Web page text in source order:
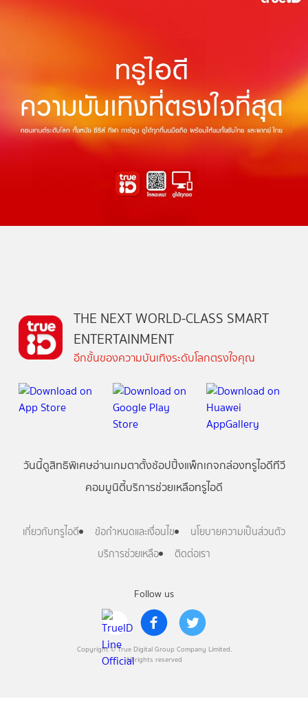
Follow us
Copyright © True Digital Group Company Limited.
All rights reserved
THE NEXT WORLD-CLASS SMART
ENTERTAINMENT
อีกขั้นของความบันเทิงระดับโลกตรงใจคุณ
วันนี้ดูสิทธิพิเศษอ่านเกมตาตั้งช้อปปิ้งแพ็กเกจกล่องทรูไอดีทีวี
คอมมูนิตี้บริการช่วยเหลือทรูไอดี
เกี่ยวกับทรูไอดี ข้อกำหนดและเงื่อนไข
นโยบายความเป็นส่วนตัว
บริการช่วยเหลือ
ติดต่อเรา